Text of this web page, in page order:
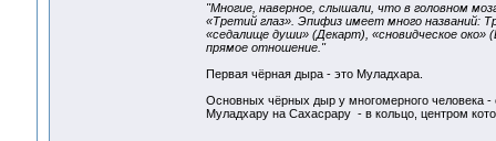
"Многие, наверное, слышали, что в головном
«Третий глаз». Эпифиз имеет много названий:
«седалище души» (Декарт), «сновидческое око»
прямое отношение."
Первая чёрная дыра - это Муладхара.
Основных чёрных дыр у многомерного человека -
Муладхару на Сахасрару - в кольцо, центром